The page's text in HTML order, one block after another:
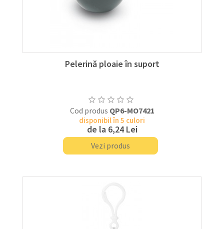
Pelerină ploaie în suport
Cod produs QP6-MO7421
disponibil în 5 culori
de la 6,24 Lei
Vezi produs